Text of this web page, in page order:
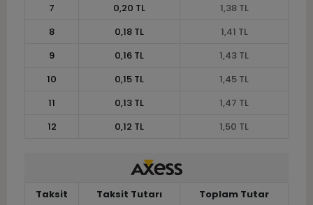
7
0,20 TL
1,38 TL
8
0,18 TL
1,41 TL
9
0,16 TL
1,43 TL
10
0,15 TL
1,45 TL
11
0,13 TL
1,47 TL
12
0,12 TL 1,50 TL
Taksit Taksit Tutarı
Toplam Tutar